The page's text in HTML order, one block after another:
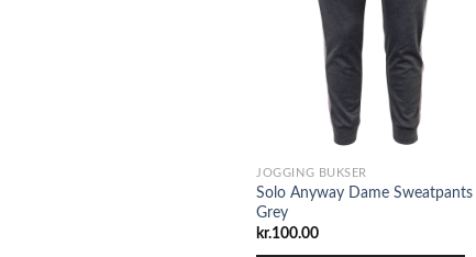
JOGGING BUKSER
Solo Anyway Dame Sweatpants
Grey
kr.100.00